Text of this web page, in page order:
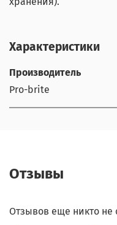
Характеристики
Производитель
Pro-brite
Отзывы
Отзывов еще никто не